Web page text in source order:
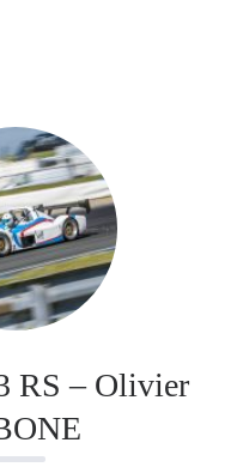
RS – Olivier